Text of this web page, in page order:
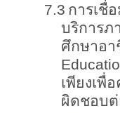
7.3 การเชื่
บริการภ
ศึกษาอ
เพียงเพื่
ผิดชอบต่